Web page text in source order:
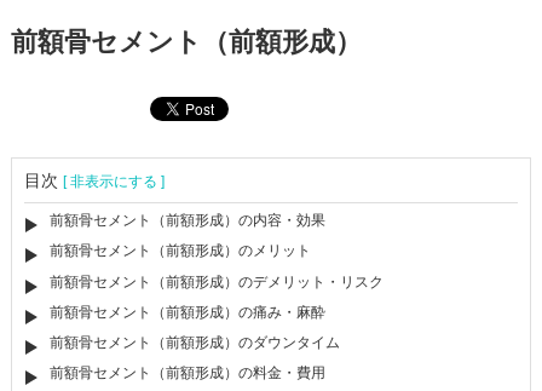
前額骨セメント（前額形成）
目次[ 非表示にする ]
前額骨セメント（前額形成）の内容・効果
前額骨セメント（前額形成）のメリット
前額骨セメント（前額形成）のデメリット・リスク
前額骨セメント（前額形成）の痛み・麻酔
前額骨セメント（前額形成）のダウンタイム
前額骨セメント（前額形成）の料金・費用